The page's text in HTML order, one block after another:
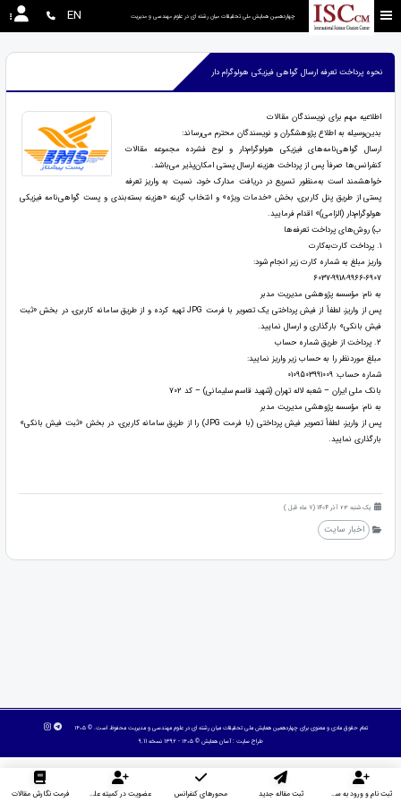
چهاردهمین همایش ملی تحقیقات میان رشته ای در علوم مهندسی و مدیریت EN
نحوه پرداخت تعرفه ارسال گواهی فیزیکی هولوگرام دار
اطلاعیه مهم برای نویسندگان مقالات
بدین‌وسیله به اطلاع پژوهشگران و نویسندگان محترم می‌رساند:
ارسال گواهی‌نامه‌های فیزیکی هولوگرام‌دار و لوح فشرده مجموعه مقالات
کنفرانس‌ها صرفاً پس از پرداخت هزینه ارسال پستی امکان‌پذیر می‌باشد.
خواهشمند است به‌منظور تسریع در دریافت مدارک خود، نسبت به واریز تعرفه
پستی از طریق پنل کاربری، بخش «خدمات ویژه» و انتخاب گزینه «هزینه بسته‌بندی و پست گواهی‌نامه فیزیکی
هولوگرام‌دار (الزامی)» اقدام فرمایید.
ب) روش‌های پرداخت تعرفه‌ها
1. پرداخت کارت‌به‌کارت
واریز مبلغ به شماره کارت زیر انجام شود:
6037-9918-9966-6907
به نام: مؤسسه پژوهشی مدیریت مدبر
پس از واریز، لطفاً از فیش پرداختی یک تصویر با فرمت JPG تهیه کرده و از طریق سامانه کاربری، در بخش «ثبت
فیش بانکی» بارگذاری و ارسال نمایید.
2. پرداخت از طریق شماره حساب
مبلغ موردنظر را به حساب زیر واریز نمایید:
شماره حساب: 0109503991009
بانک ملی ایران – شعبه لاله تهران (شهید قاسم سلیمانی) – کد 702
به نام: مؤسسه پژوهشی مدیریت مدبر
پس از واریز، لطفاً تصویر فیش پرداختی (با فرمت JPG) را از طریق سامانه کاربری، در بخش «ثبت فیش بانکی»
بارگذاری نمایید.
یک شنبه 23 آذر 1404 (7 ماه قبل )
اخبار سایت
تمام حقوق مادی و معنوی برای چهاردهمین همایش ملی تحقیقات میان رشته ای در علوم مهندسی و مدیریت محفوظ است. © ۱۴۰۵
طراح سایت :آسان همایش © ۱۴۰۵ - 1392 نسخه 9.11
ثبت نام و ورود به سایت ثبت مقاله جدید محورهای کنفرانس عضویت در کمیته علمی داوران فرمت نگارش مقالات